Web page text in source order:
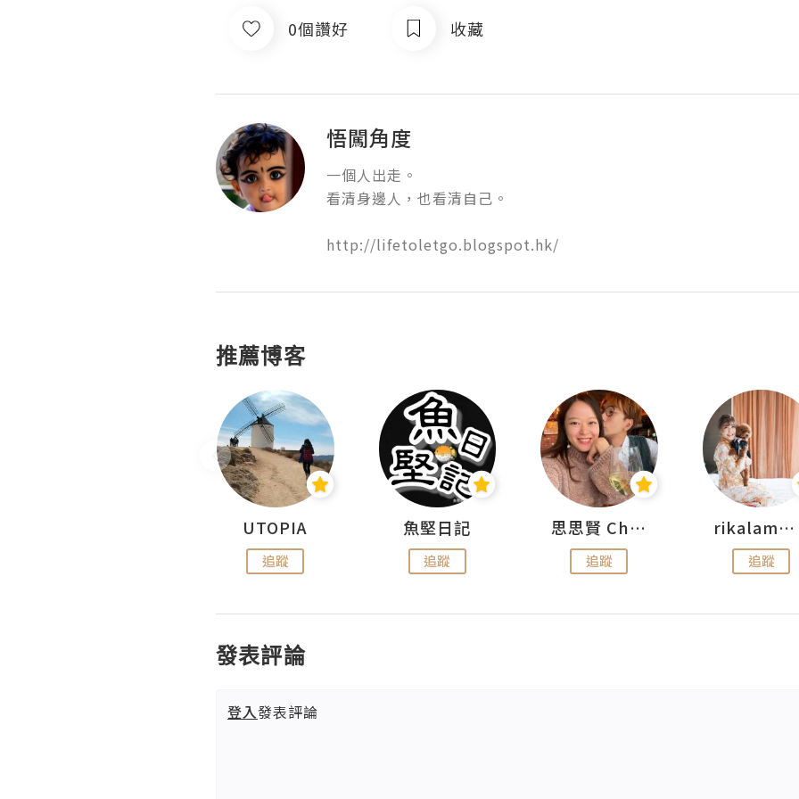
0個讚好 收藏
悟闖角度
一個人出走。
看清身邊人，也看清自己。
http://lifetoletgo.blogspot.hk/
推薦博客
UTOPIA
追蹤
魚堅日記
追蹤
思思賢 ChillMyBabe
追蹤
rikalammm
追蹤
發表評論
登入發表評論